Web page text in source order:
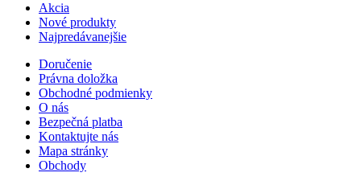
Akcia
Nové produkty
Najpredávanejšie
Doručenie
Právna doložka
Obchodné podmienky
O nás
Bezpečná platba
Kontaktujte nás
Mapa stránky
Obchody